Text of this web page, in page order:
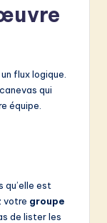
flux logique.
qui
équipe.
qu’elle est
votre groupe
de lister les